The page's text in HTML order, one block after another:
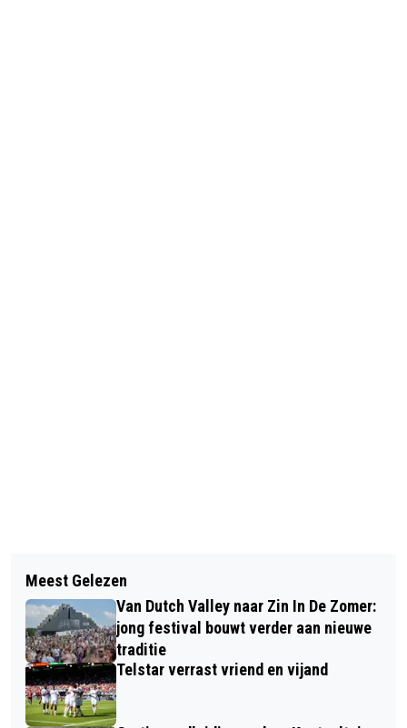
VERHAAL VAN DE DAG:
PRIKKELDRAAD, OORLOGSTUIG VOOR
THUISGEBRUIK
BASISSCHOOLSCHOLIEREN
BEVERWIJK BOUWEN
‘VERANDERMACHINE’; AFVAL WORDT
GRONDSTOF!
Meest Gelezen
Van Dutch Valley naar Zin In De Zomer:
jong festival bouwt verder aan nieuwe
traditie
Telstar verrast vriend en vijand